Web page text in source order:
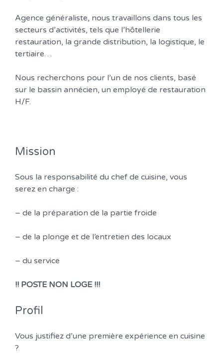
Agence généraliste, nous travaillons dans tous les
secteurs d’activités, tels que l’hôtellerie
restauration, la grande distribution, la logistique, le
tertiaire…
Nous recherchons pour l’un de nos clients, basé
sur le bassin annécien, un employé de restauration
H/F.
Mission
Sous la responsabilité du chef de cuisine, vous
serez en charge :
– de la préparation de la partie froide
– de la plonge et de l’entretien des locaux
– du service
!! POSTE NON LOGE !!!
Profil
Vous justifiez d’une première expérience en cuisine
?